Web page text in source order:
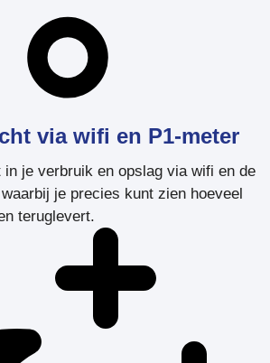
via wifi en P1-meter
je verbruik en opslag via wifi en de
je precies kunt zien hoeveel
teruglevert.